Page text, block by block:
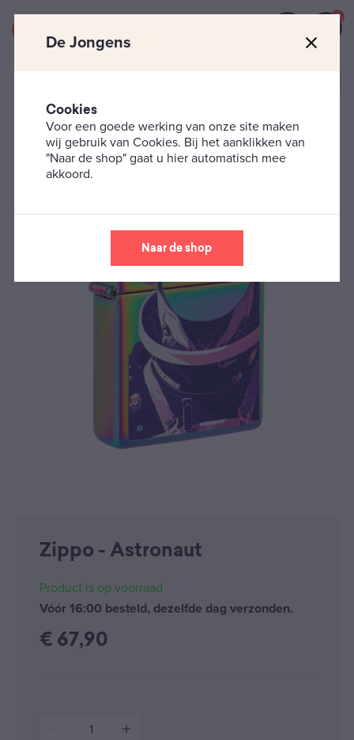
0
Zippo's Zippo Design Zippo – Astronaut
Zippo - Astronaut
Product is op voorraad
Vóór 16:00 besteld, dezelfde dag verzonden.
€ 67,90
1
De Jongens
Cookies
Voor een goede werking van onze site maken
wij gebruik van Cookies. Bij het aanklikken van
"Naar de shop" gaat u hier automatisch mee
akkoord.
Naar de shop